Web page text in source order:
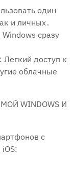
один
и личных․
сразу
доступ к
облачные
WINDOWS И
с